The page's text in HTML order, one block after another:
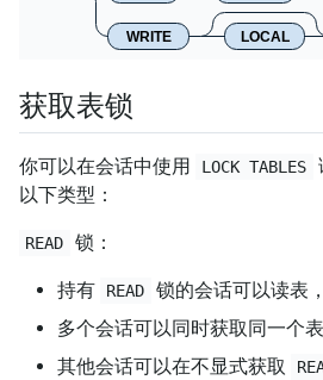
WRITE LOCAL
获取表锁
你可以在会话中使用 LOCK TABLES
以下类型：
READ 锁：
持有 READ
锁的会话可以读表
多个会话可以同时获取同一个
其他会话可以在不显式获取